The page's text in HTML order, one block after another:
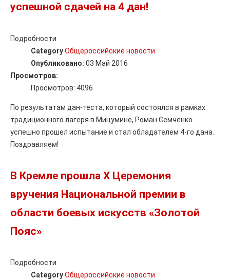
успешной сдачей на 4 дан!
Подробности
CategoryОбщероссийские новости
Опубликовано: 03 Май 2016
Просмотров:
Просмотров: 4096
По результатам дан-теста, который состоялся в рамках
традиционного лагеря в Мицумине, Роман Семченко
успешно прошел испытание и стал обладателем 4-го дана.
Поздравляем!
В Кремле прошла X Церемония
вручения Национальной премии в
области боевых искусств «Золотой
Пояс»
Подробности
CategoryОбщероссийские новости